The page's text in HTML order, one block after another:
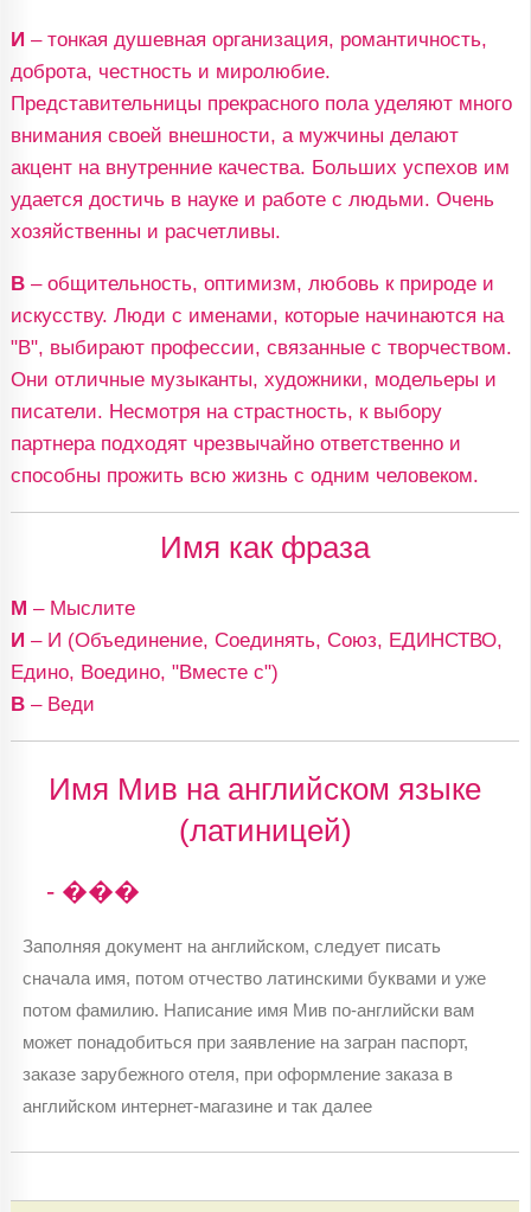
И – тонкая душевная организация, романтичность,
доброта, честность и миролюбие.
Представительницы прекрасного пола уделяют много
внимания своей внешности, а мужчины делают
акцент на внутренние качества. Больших успехов им
удается достичь в науке и работе с людьми. Очень
хозяйственны и расчетливы.
В– общительность, оптимизм, любовь к природе и
искусству. Люди с именами, которые начинаются на
"В", выбирают профессии, связанные с творчеством.
Они отличные музыканты, художники, модельеры и
писатели. Несмотря на страстность, к выбору
партнера подходят чрезвычайно ответственно и
способны прожить всю жизнь с одним человеком.
Имя как фраза
М – Мыслите
И – И (Объединение, Соединять, Союз, ЕДИНСТВО,
Едино, Воедино, "Вместе с")
В– Веди
Имя Мив на английском языке
(латиницей)
- ���
Заполняя документ на английском, следует писать
сначала имя, потом отчество латинскими буквами и уже
потом фамилию. Написание имя Мив по-английски вам
может понадобиться при заявление на загран паспорт,
заказе зарубежного отеля, при оформление заказа в
английском интернет-магазине и так далее